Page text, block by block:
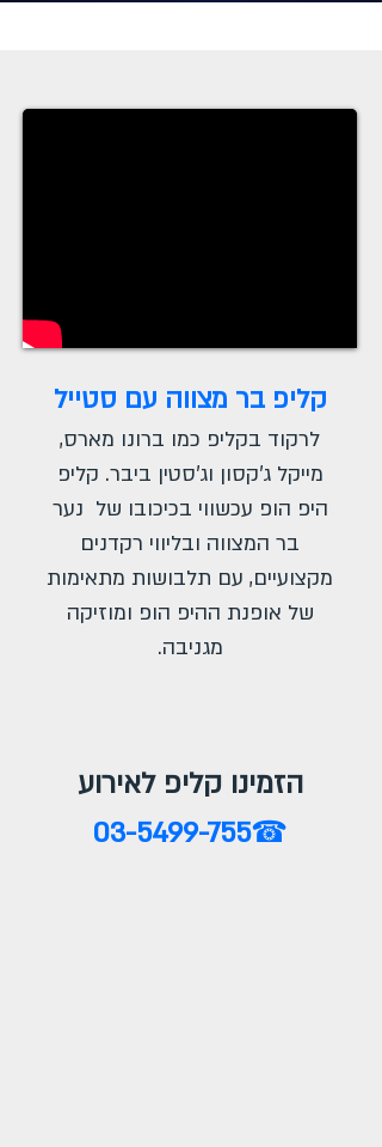
קליפ בר מצווה עם סטייל
לרקוד בקליפ כמו ברונו מארס,
מייקל ג'קסון וג'סטין ביבר. קליפ
היפ הופ עכשווי בכיכובו של נער
בר המצווה ובליווי רקדנים
מקצועיים, עם תלבושות מתאימות
של אופנת ההיפ הופ ומוזיקה
מגניבה.
הזמינו קליפ לאירוע
☎
03-5499-755